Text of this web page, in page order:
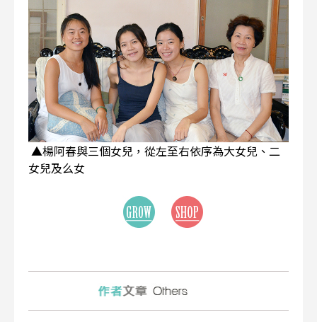
▲楊阿春與三個女兒，從左至右依序為大女兒、二
女兒及么女